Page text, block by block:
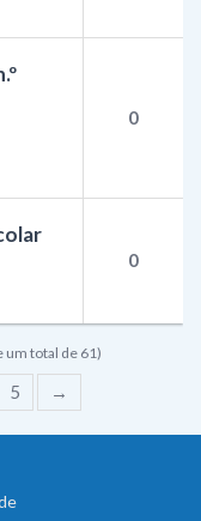
0
0
um total de 61)
5 →